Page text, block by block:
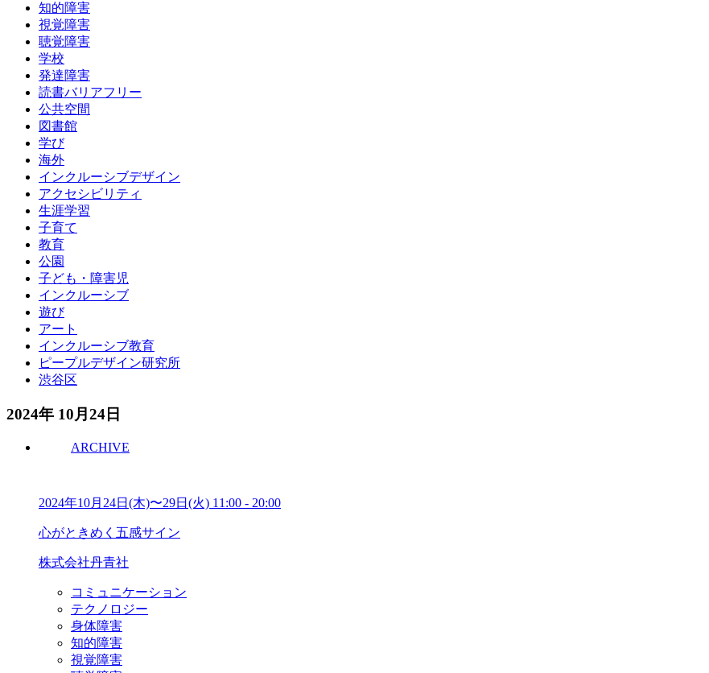
知的障害
視覚障害
聴覚障害
学校
発達障害
読書バリアフリー
公共空間
図書館
学び
海外
インクルーシブデザイン
アクセシビリティ
生涯学習
子育て
教育
公園
子ども・障害児
インクルーシブ
遊び
アート
インクルーシブ教育
ピープルデザイン研究所
渋谷区
2024年 10月24日
ARCHIVE
2024年10月24日(木)〜29日(火) 11:00 - 20:00
心がときめく五感サイン
株式会社丹青社
コミュニケーション
テクノロジー
身体障害
知的障害
視覚障害